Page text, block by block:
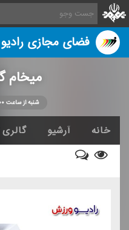
فضای مجازی
میخام
شنبه از ساعت ۲۳:۰۰ به مدت ۱۵دقیقه
خانه آرشیو